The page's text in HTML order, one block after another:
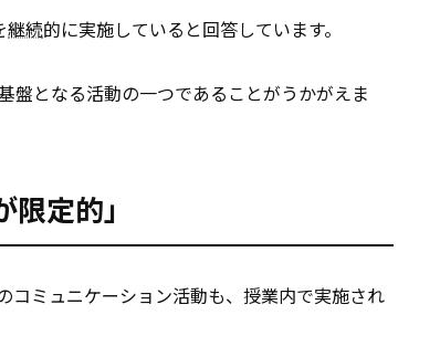
継続的に実施していると回答しています。
盤となる活動の一つであることがうかがえま
定的」
コミュニケーション活動も、授業内で実施され